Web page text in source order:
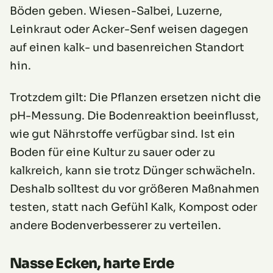
Böden geben. Wiesen-Salbei, Luzerne,
Leinkraut oder Acker-Senf weisen dagegen
auf einen kalk- und basenreichen Standort
hin.
Trotzdem gilt: Die Pflanzen ersetzen nicht die
pH-Messung. Die Bodenreaktion beeinflusst,
wie gut Nährstoffe verfügbar sind. Ist ein
Boden für eine Kultur zu sauer oder zu
kalkreich, kann sie trotz Dünger schwächeln.
Deshalb solltest du vor größeren Maßnahmen
testen, statt nach Gefühl Kalk, Kompost oder
andere Bodenverbesserer zu verteilen.
Nasse Ecken, harte Erde